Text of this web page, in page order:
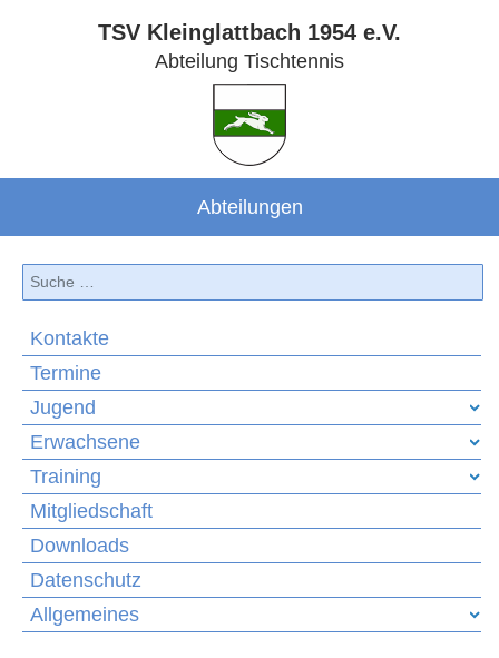
TSV Kleinglattbach 1954 e.V.
Abteilung Tischtennis
Abteilungen
Suchen
Kontakte
Termine
Jugend
Erwachsene
Training
Mitgliedschaft
Downloads
Datenschutz
Allgemeines